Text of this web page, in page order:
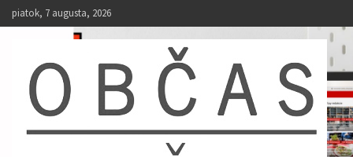
k
piatok, 7 augusta, 2026